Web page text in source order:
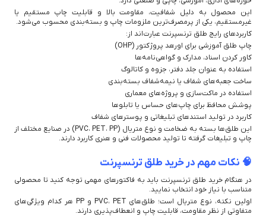
این محصول به دلیل شفافیت، مقاومت بالا و قابلیت چاپ مستقیم یا
غیرمستقیم، یکی از پرمصرف‌ترین ملزومات چاپ و بسته‌بندی محسوب می‌شود.
کاربردهای رایج طلق ترنسپرنت عبارت‌اند از:
چاپ طلق آموزشی برای اورهد پروژکتور (OHP)
کاور کردن اسناد، مدارک و گواهی‌نامه‌ها
استفاده به عنوان جلد دفتر، جزوه و کاتالوگ
ساخت جعبه‌های شفاف یا نیمه‌شفاف بسته‌بندی
استفاده در ماکت‌سازی و پروژه‌های معماری
پوشش محافظ برای چاپ‌های حساس یا تابلوها
کاربرد در تولید استندهای تبلیغاتی و پوسترهای شفاف
این طلق‌ها بسته به ضخامت و نوع متریال (PVC، PET، PP) در صنایع مختلف از
چاپ و تبلیغات گرفته تا تولید محصولات فنی و هنری کاربرد دارند.
🧠 نکات مهم در خرید طلق ترنسپرنت
در هنگام خرید طلق ترنسپرنت باید به فاکتورهای مهمی توجه کنید تا محصولی
متناسب با نیاز خود انتخاب نمایید.
اولین نکته، نوع متریال است؛ طلق‌های PVC، PET و PP هر کدام ویژگی‌های
متفاوتی از نظر مقاومت، قابلیت چاپ و انعطاف‌پذیری دارند.